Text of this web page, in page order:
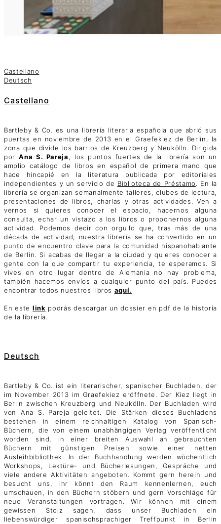
Castellano
Deutsch
Castellano
Bartleby & Co. es una librería literaria española que abrió sus
puertas en noviembre de 2013 en el Graefekiez de Berlín, la
zona que divide los barrios de Kreuzberg y Neukölln. Dirigida
porAna S. Pareja, los puntos fuertes de la librería son un
amplio catálogo de libros en español de primera mano que
hace hincapié en la literatura publicada por editoriales
independientes y un servicio de Biblioteca de Préstamo. En la
librerí­a se organizan semanalmente talleres, clubes de lectura,
presentaciones de libros, charlas y otras actividades. Ven a
vernos si quieres conocer el espacio, hacernos alguna
consulta, echar un vistazo a los libros o proponernos alguna
actividad. Podemos decir con orgullo que, tras más de una
década de actividad, nuestra librería se ha convertido en un
punto de encuentro clave para la comunidad hispanohablante
de Berlín. Si acabas de llegar a la ciudad y quieres conocer a
gente con la que compartir tu experiencia, te esperamos. Si
vives en otro lugar dentro de Alemania no hay problema,
también hacemos envíos a cualquier punto del país. Puedes
encontrar todos nuestros libros aquí.
En este link podrás descargar un dossier en pdf de la historia
de la librería.
Deutsch
Bartleby & Co. ist ein literarischer, spanischer Buchladen, der
im November 2013 im Graefekiez eröffnete. Der Kiez liegt in
Berlin zwischen Kreuzberg und Neukölln. Der Buchladen wird
von Ana S. Pareja geleitet. Die Stärken dieses Buchladens
bestehen in einem reichhaltigen Katalog von Spanisch-
Büchern, die von einem unabhängigen Verlag veröffentlicht
worden sind, in einer breiten Auswahl an gebrauchten
Büchern mit günstigen Preisen sowie einer netten
Ausleihbibliothek. In der Buchhandlung werden wöchentlich
Workshops, Lektüre- und Bücherlesungen, Gespräche und
viele andere Aktivitäten angeboten. Kommt gern herein und
besucht uns, ihr könnt den Raum kennenlernen, euch
umschauen, in den Büchern stöbern und gern Vorschläge für
neue Veranstaltungen vortragen. Wir können mit einem
gewissen Stolz sagen, dass unser Buchladen ein
liebenswürdiger spanischsprachiger Treffpunkt in Berlin